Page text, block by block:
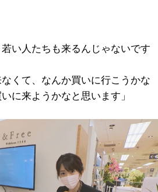
若い人たちも来るんじゃないです
なくて、なんか買いに行こうかな
に来ようかなと思います」